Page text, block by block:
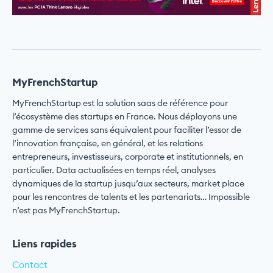
MyFrenchStartup
MyFrenchStartup est la solution saas de référence pour
l’écosystème des startups en France. Nous déployons une
gamme de services sans équivalent pour faciliter l’essor de
l’innovation française, en général, et les relations
entrepreneurs, investisseurs, corporate et institutionnels, en
particulier. Data actualisées en temps réel, analyses
dynamiques de la startup jusqu’aux secteurs, market place
pour les rencontres de talents et les partenariats… Impossible
n’est pas MyFrenchStartup.
Liens rapides
Contact